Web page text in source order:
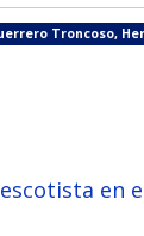
Troncoso,
en